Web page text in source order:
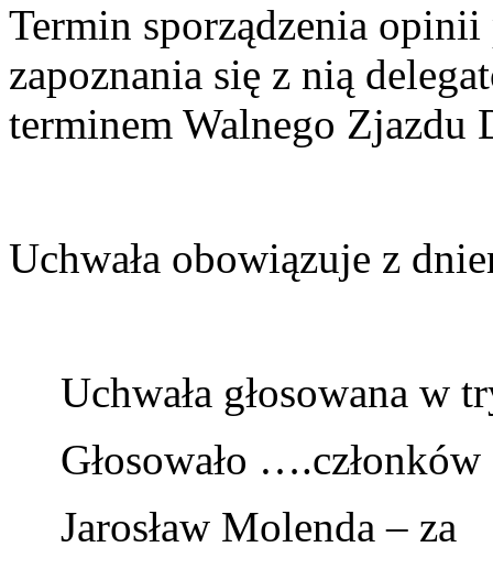
Termin sporządzenia
zapoznania się z nią
terminem Walnego Zjazdu
Uchwała obowiązuje z
Uchwała głosowana w
Głosowało
Jarosław Molenda – za